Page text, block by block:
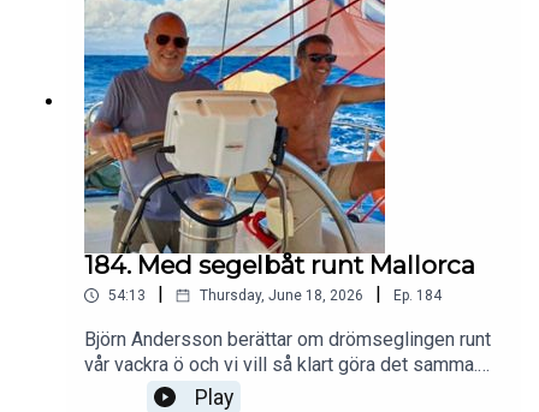
184. Med segelbåt runt Mallorca
54:13 | Thursday, June 18, 2026 | Ep. 184
Björn Andersson berättar om drömseglingen runt
vår vackra ö och vi vill så klart göra det samma.
Tills dess nöjer vi oss (bara) med en bubbelresa
Play